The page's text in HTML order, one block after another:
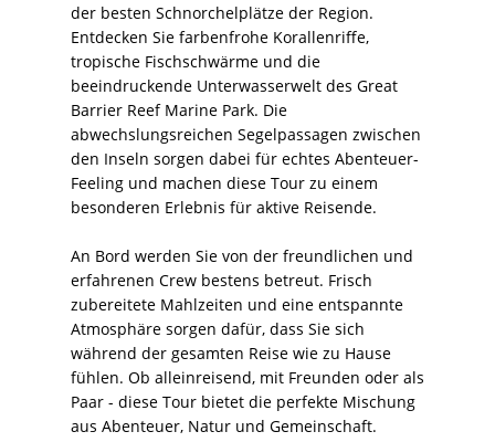
der besten Schnorchelplätze der Region.
Entdecken Sie farbenfrohe Korallenriffe,
tropische Fischschwärme und die
beeindruckende Unterwasserwelt des Great
Barrier Reef Marine Park. Die
abwechslungsreichen Segelpassagen zwischen
den Inseln sorgen dabei für echtes Abenteuer-
Feeling und machen diese Tour zu einem
besonderen Erlebnis für aktive Reisende.
An Bord werden Sie von der freundlichen und
erfahrenen Crew bestens betreut. Frisch
zubereitete Mahlzeiten und eine entspannte
Atmosphäre sorgen dafür, dass Sie sich
während der gesamten Reise wie zu Hause
fühlen. Ob alleinreisend, mit Freunden oder als
Paar - diese Tour bietet die perfekte Mischung
aus Abenteuer, Natur und Gemeinschaft.